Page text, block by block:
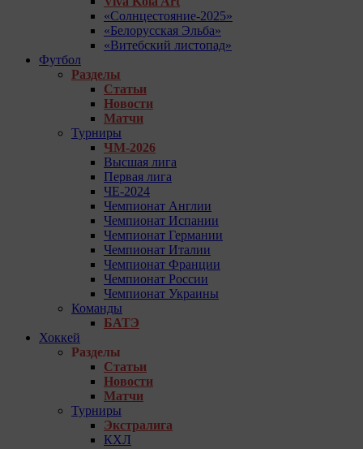
«Солнцестояние-2025»
«Белорусская Эльба»
«Витебский листопад»
Футбол
Разделы
Статьи
Новости
Матчи
Турниры
ЧМ-2026
Высшая лига
Первая лига
ЧЕ-2024
Чемпионат Англии
Чемпионат Испании
Чемпионат Германии
Чемпионат Италии
Чемпионат Франции
Чемпионат России
Чемпионат Украины
Команды
БАТЭ
Хоккей
Разделы
Статьи
Новости
Матчи
Турниры
Экстралига
КХЛ